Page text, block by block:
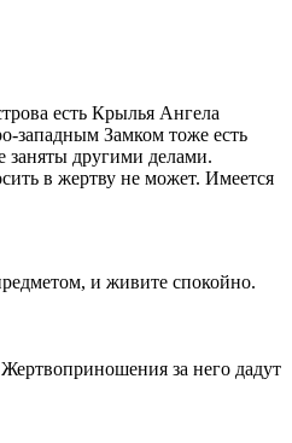
есть Крылья Ангела
западным Замком тоже есть
заняты другими делами.
в жертву не может. Имеется
и живите спокойно.
за него дадут